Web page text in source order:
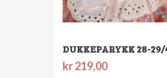
DUKKEPARYKK 28-
kr219,00